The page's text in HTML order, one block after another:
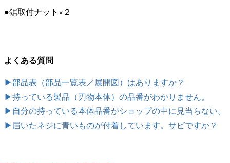
●鋸取付ナット×２
よくある質問
▶部品表（部品一覧表／展開図）はありますか？
▶持っている製品（刃物本体）の品番がわかりません。
▶自分の持っている本体品番がショップの中に見当らない。
▶届いたネジに青いものが付着しています。サビですか？